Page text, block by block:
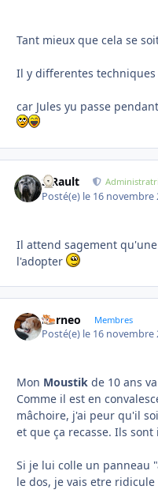
Tant mieux que cela se
Il y differentes techniques
car Jules yu passe
S.Rault
Posté(e) le 16 novembre
Il attend sagement
l'adopter
borneo Membres
Posté(e) le 16 novembre
Mon Moustik de 10 ans
Comme il est en
mâchoire, j'ai peur qu'il
et que ça recasse. Ils
Si je lui colle un panneau
le dos, je vais etre ridicule